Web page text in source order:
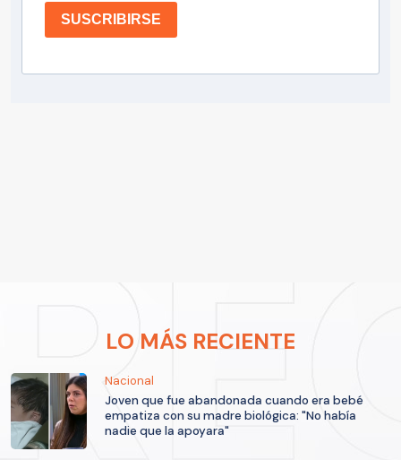
SUSCRIBIRSE
LO MÁS RECIENTE
Nacional
Joven que fue abandonada cuando era bebé
empatiza con su madre biológica: "No había
nadie que la apoyara"